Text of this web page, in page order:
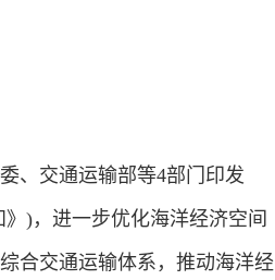
、交通运输部等4部门印发
)，进一步优化海洋经济空间
合交通运输体系，推动海洋经